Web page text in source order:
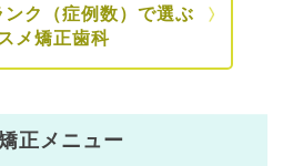
ク（症例数）で選ぶ
メ矯正歯科
正メニュー